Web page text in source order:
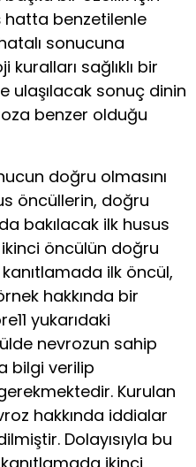
hatta benzetilenle
sonucuna
kuralları sağlıklı bir
ulaşılacak sonuç dinin
benzer olduğu
doğru olmasını
öncüllerin, doğru
bakılacak ilk husus
öncülün doğru
kanıtlamada ilk öncül,
hakkında bir
yukarıdaki
nevrozun sahip
bilgi verilip
Kurulan
hakkında iddialar
Dolayısıyla bu